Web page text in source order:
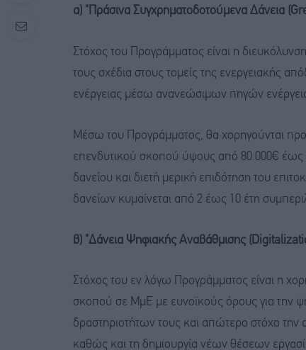
α) "Πράσινα Συγχρηματοδοτούμενα Δάνεια
Στόχος του Προγράμματος είναι η
τους σχέδια στους τομείς της ενεργειακής
ενέργειας μέσω ανανεώσιμων πηγών
Μέσω του Προγράμματος, θα χορηγούνται
επενδυτικού σκοπού ύψους από 80.000€ έως
δανείου και διετή μερική επιδότηση του
δανείων κυμαίνεται από 2 έως 10 έτη
β) "Δάνεια Ψηφιακής Αναβάθμισης
Στόχος του εν λόγω Προγράμματος είναι η
σκοπού σε ΜμΕ με ευνοϊκούς όρους για την
δραστηριοτήτων τους και απώτερο στόχο την
καθώς και τη δημιουργία νέων θέσεων